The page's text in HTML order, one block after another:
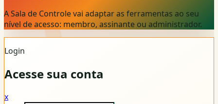
A Sala de Controle vai adaptar as ferramentas ao seu
nível de acesso: membro, assinante ou administrador.
Login
Acesse sua conta
x